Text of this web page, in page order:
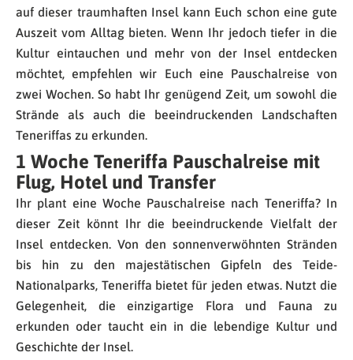
auf dieser traumhaften Insel kann Euch schon eine gute
Auszeit vom Alltag bieten. Wenn Ihr jedoch tiefer in die
Kultur eintauchen und mehr von der Insel entdecken
möchtet, empfehlen wir Euch eine Pauschalreise von
zwei Wochen. So habt Ihr genügend Zeit, um sowohl die
Strände als auch die beeindruckenden Landschaften
Teneriffas zu erkunden.
1 Woche Teneriffa Pauschalreise mit
Flug, Hotel und Transfer
Ihr plant eine Woche Pauschalreise nach Teneriffa? In
dieser Zeit könnt Ihr die beeindruckende Vielfalt der
Insel entdecken. Von den sonnenverwöhnten Stränden
bis hin zu den majestätischen Gipfeln des Teide-
Nationalparks, Teneriffa bietet für jeden etwas. Nutzt die
Gelegenheit, die einzigartige Flora und Fauna zu
erkunden oder taucht ein in die lebendige Kultur und
Geschichte der Insel.